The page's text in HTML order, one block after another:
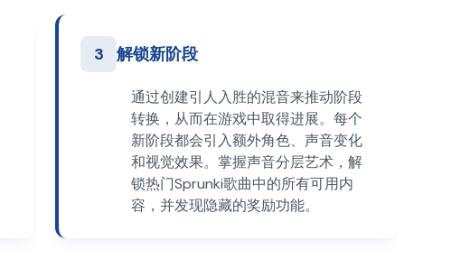
3 解锁新阶段
通过创建引人入胜的混音来推动阶段
转换，从而在游戏中取得进展。每个
新阶段都会引入额外角色、声音变化
和视觉效果。掌握声音分层艺术，解
锁热门Sprunki歌曲中的所有可用内
容，并发现隐藏的奖励功能。